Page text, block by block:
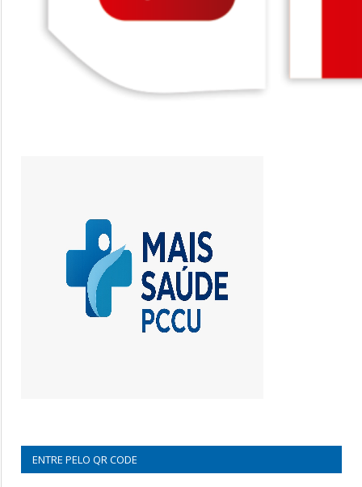
ENTRE PELO QR CODE